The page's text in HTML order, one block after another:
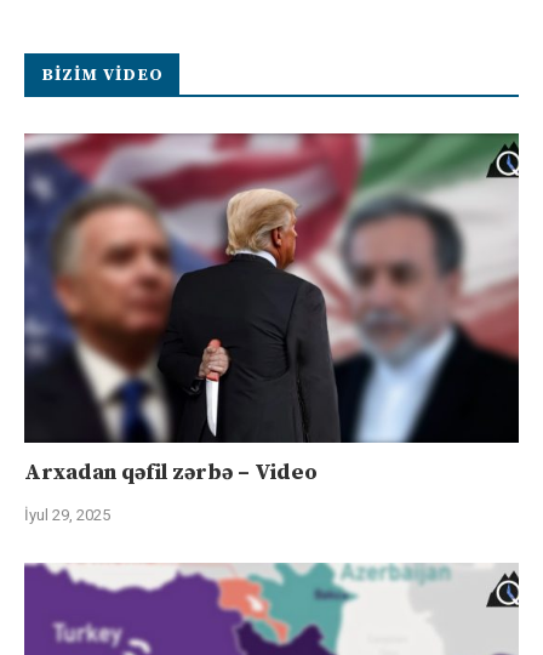
BIZIM VIDEO
Arxadan qəfil zərbə – Video
İyul 29, 2025